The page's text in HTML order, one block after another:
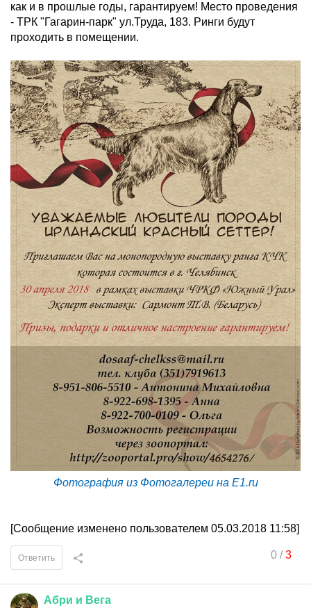
как и в прошлые годы, гарантируем! Место проведения
- ТРК "Гагарин-парк" ул.Труда, 183. Ринги будут
проходить в помещении.
Фотография из Фотогалереи на E1.ru
[Сообщение изменено пользователем 05.03.2018 11:58]
0/3
Ответить
Абри и Вега